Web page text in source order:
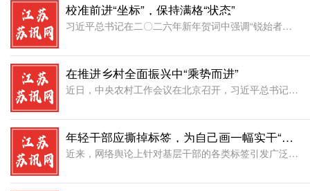
校准前进“坐标”，保持满格“状态”
习近平总书记在二〇二六年新年贺词中强调“锐始者必图其终，成功者先计于始。我们要锚定目标任务，坚定信心、乘势而上，扎实推动高质量发展，进一步全面深化改革开放，推进全体人民共同富裕，续写中国奇迹新篇章。”
在推进乡村全面振兴中“乘势而进”
近日，中央农村工作会议在北京召开，习近平总书记在会上强调“2026年是“十五五”开局之年，做好“三农”工作至关重要。要坚持以新时代中国特色社会主义思想为指导，深入贯彻党的二十大和二十届历次全会精神，锚
年轻干部应撕掉标签，为自己画一幅实干“自画像”
近来，网络舆论上针对基层干部的各类标签引发广泛讨论。置身一线，我们既感知到这些标签背后的群众期待，也体会到其中的误解与压力。然而，正如“时代是出卷人，我们是答卷人，人民是阅卷人”，基层干部的形象终究不